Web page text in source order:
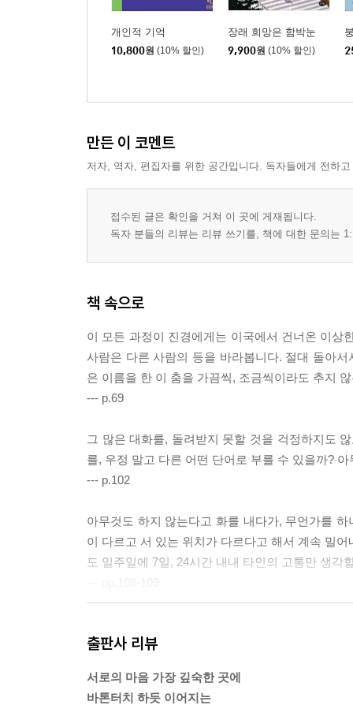
개인적 기억
10,800원 (10% 할인)
장래 희망은 함박눈
9,900원 (10% 할인)
만든 이 코멘트
저자, 역자, 편집자를 위한 공간입니다. 독자들에게 전하
접수된 글은 확인을 거쳐 이 곳에 게재됩니다.
독자 분들의 리뷰는 리뷰 쓰기를, 책에 대한 문의는
책 속으로
이 모든 과정이 진경에게는 이국에서 건너온 이상
사람은 다른 사람의 등을 바라봅니다. 절대 돌아
은 이름을 한 이 춤을 가끔씩, 조금씩이라도 추지
--- p.69
그 많은 대화를, 돌려받지 못할 것을 걱정하지도
를, 우정 말고 다른 어떤 단어로 부를 수 있을까?
--- p.102
아무것도 하지 않는다고 화를 내다가, 무언가를
이 다르고 서 있는 위치가 다르다고 해서 계속 밀
도 일주일에 7일, 24시간 내내 타인의 고통만 생각
하기 어렵게 느껴질까? 네 안에 내가 들어 있지 않
--- p.152
출판사 리뷰
서로의 마음 가장 깊숙한 곳에
바톤터치 하듯 이어지는